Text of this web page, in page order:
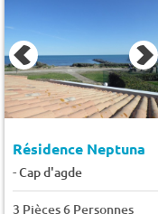
Résidence Neptuna
-Cap d'agde
3 Pièces 6 Personnes